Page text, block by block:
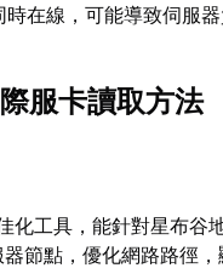
時在線，可能導致伺服
服卡讀取方法
化工具，能針對星布谷
節點，優化網路路徑